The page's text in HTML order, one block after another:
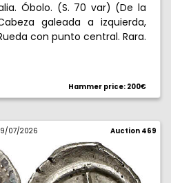
Óbolo. (S. 70 var) (De la
galeada a izquierda,
con punto central. Rara.
Hammer price: 200€
07/2026 Auction 469